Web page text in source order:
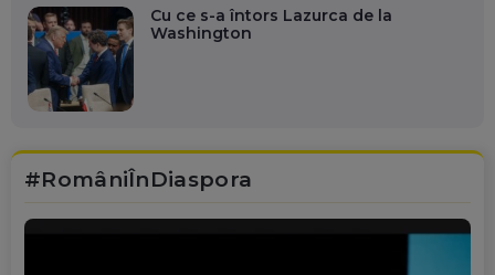
Cu ce s-a întors Lazurca de la
Washington
#RomâniÎnDiaspora